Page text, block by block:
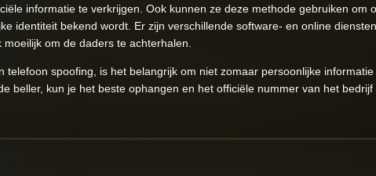
informatie te verkrijgen. Ook kunnen ze deze methode gebruiken om
identiteit bekend wordt. Er zijn verschillende software- en online
om de daders te achterhalen.
telefoon spoofing, is het belangrijk om niet zomaar persoonlijke
beller, kun je het beste ophangen en het officiële nummer van het